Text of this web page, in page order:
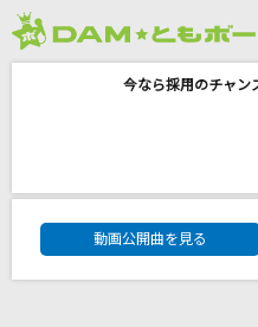
M!LK
愛をこめて花束を
今なら採用のチャ
DAM★ともボーカ
動画公開曲を見る